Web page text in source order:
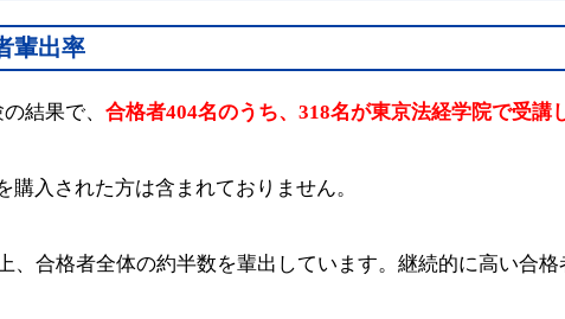
輩出率
結果で、 合格者404名のうち、318名が東京法経学院で受講
入された方は含まれておりません。
、合格者全体の約半数を輩出しています。継続的に高い合